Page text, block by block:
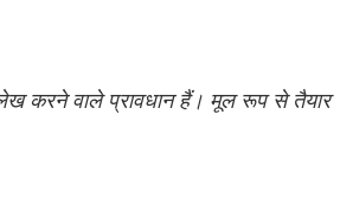
करने वाले प्रावधान हैं। मूल रूप से तैयार